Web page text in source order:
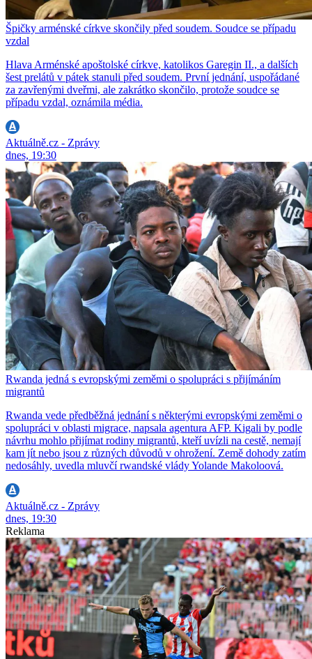
Špičky arménské církve skončily před soudem. Soudce se případu
vzdal
Hlava Arménské apoštolské církve, katolikos Garegin II., a dalších
šest prelátů v pátek stanuli před soudem. První jednání, uspořádané
za zavřenými dveřmi, ale zakrátko skončilo, protože soudce se
případu vzdal, oznámila média.
Aktuálně.cz - Zprávy
dnes, 19:30
Rwanda jedná s evropskými zeměmi o spolupráci s přijímáním
migrantů
Rwanda vede předběžná jednání s některými evropskými zeměmi o
spolupráci v oblasti migrace, napsala agentura AFP. Kigali by podle
návrhu mohlo přijímat rodiny migrantů, kteří uvízli na cestě, nemají
kam jít nebo jsou z různých důvodů v ohrožení. Země dohody zatím
nedosáhly, uvedla mluvčí rwandské vlády Yolande Makoloová.
Aktuálně.cz - Zprávy
dnes, 19:30
Reklama